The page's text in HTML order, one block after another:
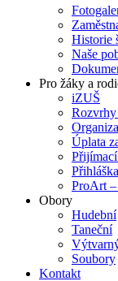
Historie
Naše
Pro žáky a
iZUŠ
Úplata
Přihláška
ProArt
Obory
Hudební
Taneční
Soubory
Kontakt